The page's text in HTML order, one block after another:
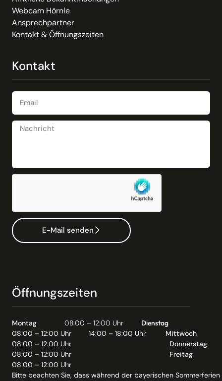
Webcam Hörnle
Ansprechpartner
Kontakt & Öffnungszeiten
Kontakt
E-Mail senden
Öffnungszeiten
Montag 08:00 – 12:00 Uhr
Dienstag
08:00 – 12:00 Uhr
14:00 – 18:00 Uhr
Mittwoch
08:00 – 12:00 Uhr
Donnerstag
08:00 – 12:00 Uhr
Freitag
08:00 – 12:00 Uhr
Bitte beachten Sie, dass während der bayerischen Sommerferien